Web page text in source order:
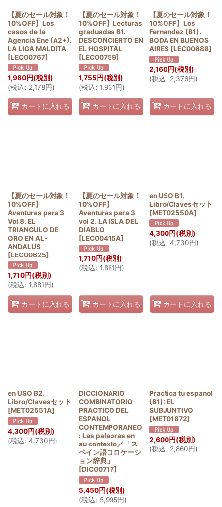
【夏のセール対象！
10%OFF】Los
casos de la
Agencia Ene (A2+).
LA LIGA MALDITA
[LEC00767]
1,980円(税別)
(税込: 2,178円)
カートに入れる
【夏のセール対象！
10%OFF】Lecturas
graduadas B1.
DESCONCIERTO EN
EL HOSPITAL
[LEC00759]
1,755円(税別)
(税込: 1,931円)
カートに入れる
【夏のセール対象！
10%OFF】Los
Fernandez (B1).
BODA EN BUENOS
AIRES [LEC00688]
2,160円(税別)
(税込: 2,376円)
カートに入れる
【夏のセール対象！
10%OFF】
Aventuras para 3
Vol 8. EL
TRIANGULO DE
ORO EN AL-
ANDALUS
[LEC00625]
1,710円(税別)
(税込: 1,881円)
カートに入れる
【夏のセール対象！
10%OFF】
Aventuras para 3
vol 2. LA ISLA DEL
DIABLO
[LEC00415A]
1,710円(税別)
(税込: 1,881円)
カートに入れる
en USO B1.
Libro/Clavesセット
[MET02550A]
4,300円(税別)
(税込: 4,730円)
カートに入れる
en USO B2.
Libro/Clavesセット
[MET02551A]
4,300円(税別)
(税込: 4,730円)
DICCIONARIO
COMBINATORIO
PRACTICO DEL
ESPANOL
CONTEMPORANEO
: Las palabras en
su contexto／「ス
ペイン語コロケーシ
ョン辞典」
[DIC00717]
5,450円(税別)
(税込: 5,995円)
Practica tu espanol
(B1): EL
SUBJUNTIVO
[MET01872]
2,600円(税別)
(税込: 2,860円)